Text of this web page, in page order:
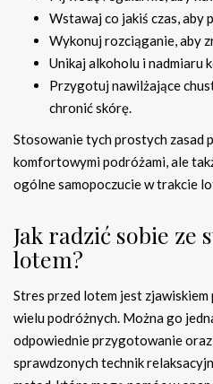
Wstawaj co jakiś czas, aby
Wykonuj rozciąganie, aby
Unikaj alkoholu i nadmiaru
Przygotuj nawilżające
chronić skórę.
Stosowanie tych prostych zasad
komfortowymi podróżami, ale
ogólne samopoczucie w trakcie
Jak radzić sobie ze
lotem?
Stres przed lotem jest
wielu podróżnych. Można go
odpowiednie przygotowanie
sprawdzonych technik